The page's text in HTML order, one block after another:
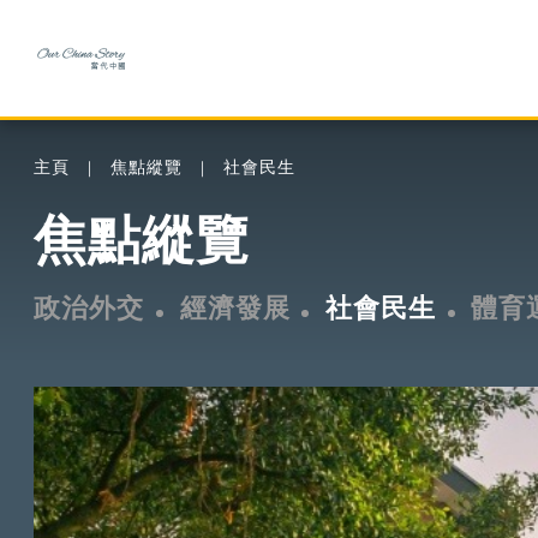
主頁 焦點縱覽 社會民生
焦點縱覽
政治外交 經濟發展 社會民生 體育